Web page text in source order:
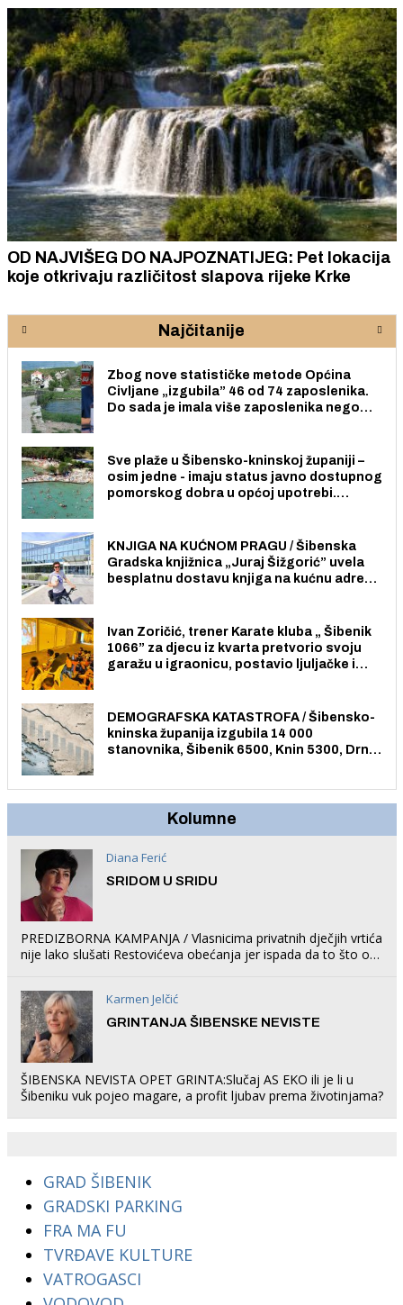
OD NAJVIŠEG DO NAJPOZNATIJEG: Pet lokacija
koje otkrivaju različitost slapova rijeke Krke
Najčitanije
Zbog nove statističke metode Općina
Civljane „izgubila” 46 od 74 zaposlenika.
Do sada je imala više zaposlenika nego
Sve plaže u Šibensko-kninskoj županiji –
osim jedne - imaju status javno dostupnog
pomorskog dobra u općoj upotrebi.
KNJIGA NA KUĆNOM PRAGU / Šibenska
Gradska knjižnica „Juraj Šižgorić” uvela
besplatnu dostavu knjiga na kućnu adresu
Ivan Zoričić, trener Karate kluba „ Šibenik
1066” za djecu iz kvarta pretvorio svoju
garažu u igraonicu, postavio ljuljačke i
DEMOGRAFSKA KATASTROFA / Šibensko-
kninska županija izgubila 14 000
stanovnika, Šibenik 6500, Knin 5300, Drniš
Kolumne
Diana Ferić
SRIDOM U SRIDU
PREDIZBORNA KAMPANJA / Vlasnicima privatnih dječjih vrtića
nije lako slušati Restovićeva obećanja jer ispada da to što oni
Karmen Jelčić
GRINTANJA ŠIBENSKE NEVISTE
ŠIBENSKA NEVISTA OPET GRINTA:Slučaj AS EKO ili je li u
Šibeniku vuk pojeo magare, a profit ljubav prema životinjama?
GRAD ŠIBENIK
GRADSKI PARKING
FRA MA FU
TVRĐAVE KULTURE
VATROGASCI